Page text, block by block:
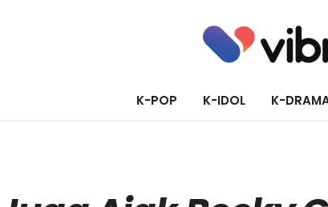
K-POP K-IDOL K-